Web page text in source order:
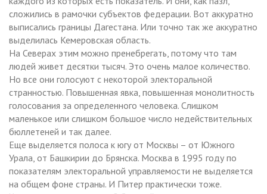
сложились в рамочки субъектов федерации. Вот аккуратно
выписались границы Дагестана. Или точно так же аккуратно
выделилась Кемеровская область.
На Северах этим можно пренебрегать, потому что там
людей живет десятки тысяч. Это очень малое количество.
Но все они голосуют с некоторой электоральной
странностью. Повышенная явка, повышенная монолитность
голосования за определенного человека. Слишком
маленькое или слишком большое число недействительных
бюллетеней и так далее.
Еще выделяется полоса к югу от Москвы – от Южного
Урала, от Башкирии до Брянска. Москва в 1995 году по
показателям электоральной управляемости не выделяется
на общем фоне страны. И Питер практически тоже.